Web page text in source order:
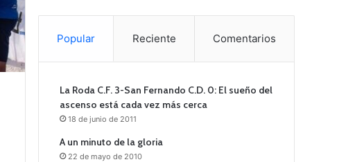
Popular Reciente Comentarios
La Roda C.F. 3-San Fernando C.D. 0: El sueño del
ascenso está cada vez más cerca
18 de junio de 2011
A un minuto de la gloria
22 de mayo de 2010